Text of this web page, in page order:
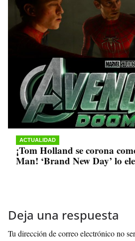
ACTUALIDAD
¡Tom Holland se corona
Man! ‘Brand New Day’ lo
Deja una respuesta
Tu dirección de correo electrónico no